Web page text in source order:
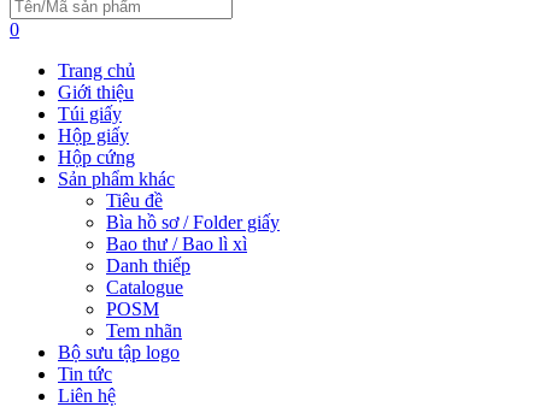
0
Trang chủ
Giới thiệu
Túi giấy
Hộp giấy
Hộp cứng
Sản phẩm khác
Tiêu đề
Bìa hồ sơ / Folder giấy
Bao thư / Bao lì xì
Danh thiếp
Catalogue
POSM
Tem nhãn
Bộ sưu tập logo
Tin tức
Liên hệ